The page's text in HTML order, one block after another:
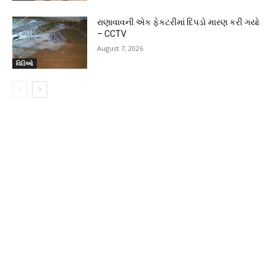
વિડિઓ
રાણાવાવની એક ફેકટરીમાં દિપડો મારણ કરી ગયો
– CCTV
August 7, 2026